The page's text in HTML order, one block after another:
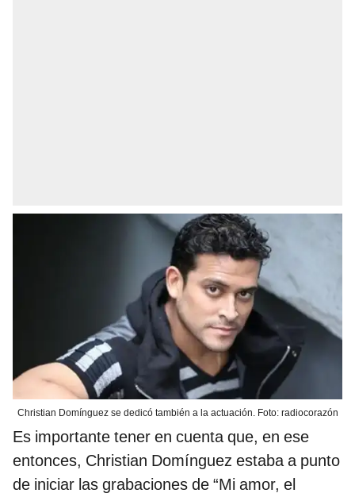
Christian Domínguez se dedicó también a la actuación. Foto: radiocorazón
Es importante tener en cuenta que, en ese
entonces, Christian Domínguez estaba a punto
de iniciar las grabaciones de “Mi amor, el